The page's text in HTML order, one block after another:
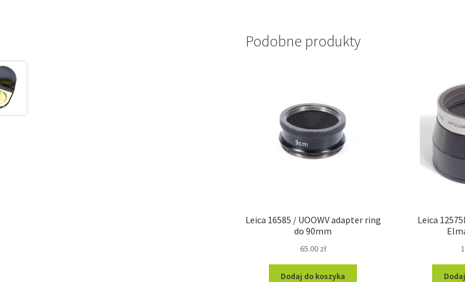
Podobne produkty
Leica 16585 / UOOWV adapter ring
do 90mm
65.00 zł
Dodaj do koszyka
Leica